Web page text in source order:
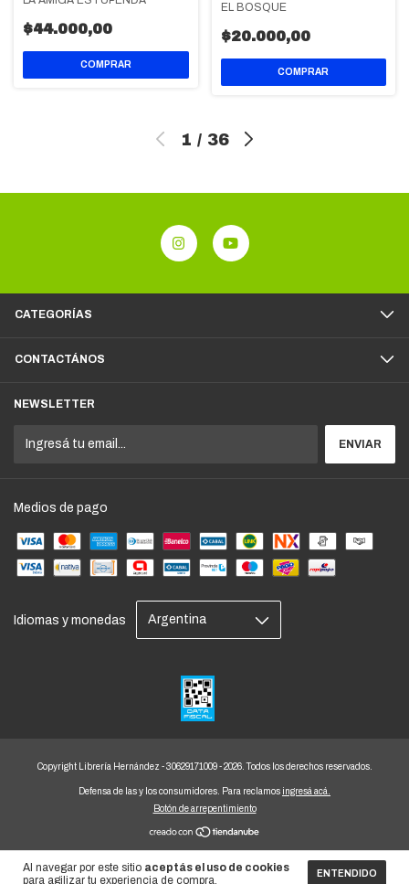
Al navegar por este sitio aceptás el uso de cookies
para agilizar tu experiencia de compra.
ENTENDIDO
$44.000,00
EL BOSQUE
$20.000,00
1 / 36
CATEGORÍAS
CONTACTÁNOS
NEWSLETTER
Medios de pago
Idiomas y monedas
Copyright Librería Hernández - 30629171009 - 2026. Todos los derechos reservados.
Defensa de las y los consumidores. Para reclamos ingresá acá.
Botón de arrepentimiento